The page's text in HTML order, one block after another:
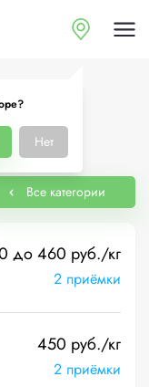
Нет
Все категории
до 460 руб./кг
2 приёмки
450 руб./кг
2 приёмки